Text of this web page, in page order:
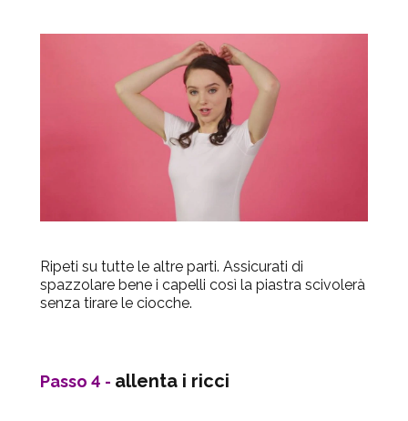
Ripeti su tutte le altre parti. Assicurati di
spazzolare bene i capelli così la piastra scivolerà
senza tirare le ciocche.
Passo 4 - allenta i ricci